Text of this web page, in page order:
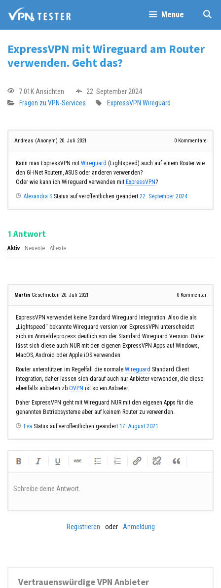
Menue
ExpressVPN mit Wireguard am Router
verwenden. Geht das?
7.01K Ansichten
22. September 2024
Fragen zu VPN-Services
ExpressVPN Wireguard
Andreas (Anonym) 20. Juli 2021 0 Kommentare
Kann man ExpressVPN mit Wireguard (Lightspeed) auch auf einem Router wie
den Gl-iNet Routern, ASUS oder anderen verwenden?
Oder wie kann ich Wireguard verwenden mit ExpressVPN?
Alexandra S Status auf veröffentlichen geändert 22. September 2024
1 Antwort
Aktiv Neueste Älteste
Martin Geschrieben 20. Juli 2021 0 Kommentar
ExpressVPN verwendet keine Standard Wireguard Integration. Also die als
„Lightspeed“ bekannte Wireguard version von ExpressVPN unterscheidet
sich im Anmeldeprozess deutlich von der Standard Wireguard Version. Daher
lässt sich diese auch NUR mit den eigenen ExpressVPN Apps auf Windows,
MacOS, Android oder Apple iOS verwenden.
Router unterstützen im Regelfall die normale Wireguard Standard Client
Integration, daher lassen sich darauf auch nur Anbieter verwenden, die diese
ebenfalls anbieten zb OVPN ist so ein Anbieter.
Daher ExpressVPN geht mit Wireguard NUR mit den eigenen Apps für die
genannten Betriebsysteme aber auf keinem Router zu verwenden.
Eva Status auf veröffentlichen geändert 17. August 2021
Schreibe deine Antwort.
Registrieren oder Anmeldung
Vertrauenswürdige VPN Anbieter